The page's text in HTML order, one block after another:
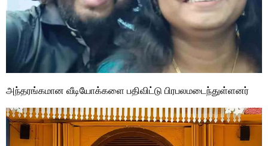
அந்தரங்கமான வீடியோக்களை பதிவிட்டு பிரபலமடைந்துள்ளனர்